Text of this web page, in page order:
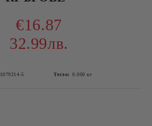
€16.87
32.99лв.
1079214-5 Тегло: 0.000 кг